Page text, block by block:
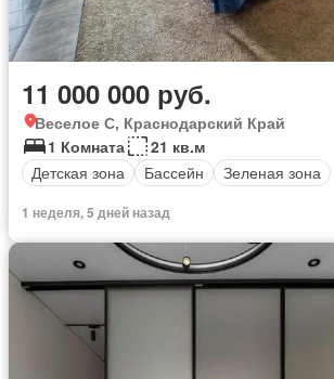
11 000 000 руб.
Веселое С, Краснодарский Край
1 Комната
21 кв.м
Детская зона
Бассейн Зеленая зона
1 неделя, 5 дней назад